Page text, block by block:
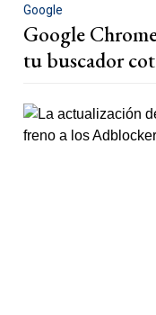
Google
Google
tu buscador